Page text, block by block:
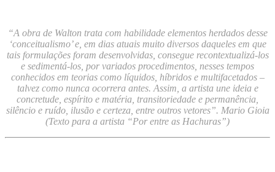
“A obra de Walton trata com habilidade elementos herdados desse
‘conceitualismo’ e, em dias atuais muito diversos daqueles em que
tais formulações foram desenvolvidas, consegue recontextualizá-los
e sedimentá-los, por variados procedimentos, nesses tempos
conhecidos em teorias como líquidos, híbridos e multifacetados –
talvez como nunca ocorrera antes. Assim, a artista une ideia e
concretude, espírito e matéria, transitoriedade e permanência,
silêncio e ruído, ilusão e certeza, entre outros vetores”. Mario Gioia
(Texto para a artista “Por entre as Hachuras”)